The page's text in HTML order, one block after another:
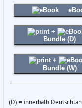
+
Bundle (D)
+
Bundle (W)
(D) = innerhalb